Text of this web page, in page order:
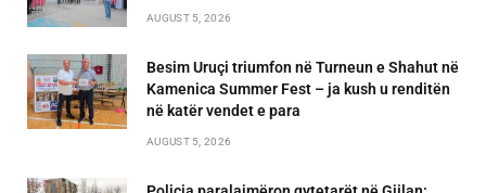
AUGUST 5, 2026
Besim Uruçi triumfon në Turneun e Shahut në
Kamenica Summer Fest – ja kush u renditën
në katër vendet e para
AUGUST 5, 2026